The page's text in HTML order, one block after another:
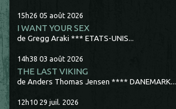
15h26 05 août 2026
I WANT YOUR SEX
de Gregg Araki *** ETATS-UNIS...
14h38 03 août 2026
THE LAST VIKING
de Anders Thomas Jensen **** DANEMARK...
12h10 29 juil. 2026